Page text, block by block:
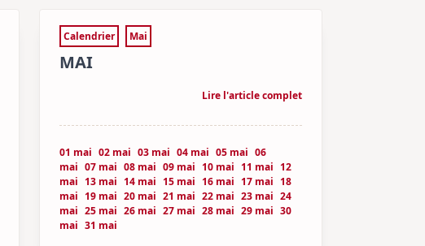
Calendrier Mai
MAI
Lire l'article complet
01 mai 02 mai 03 mai 04 mai 05 mai 06
mai 07 mai 08 mai 09 mai 10 mai 11 mai 12
mai 13 mai 14 mai 15 mai 16 mai 17 mai 18
mai 19 mai 20 mai 21 mai 22 mai 23 mai 24
mai 25 mai 26 mai 27 mai 28 mai 29 mai 30
mai 31 mai